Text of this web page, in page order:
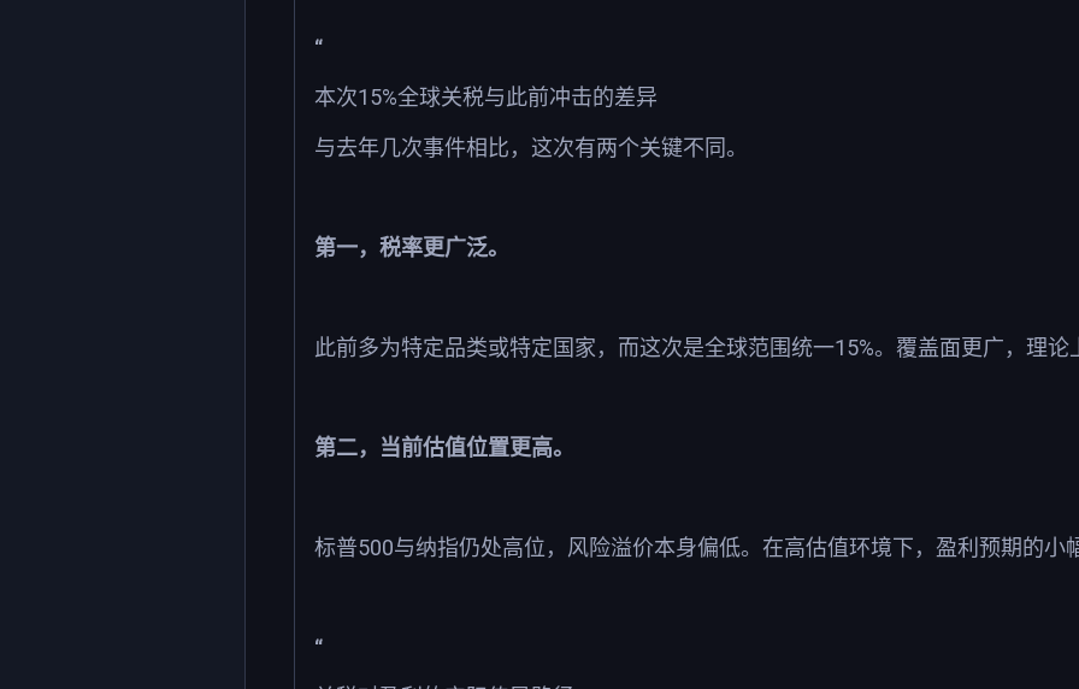
“
本次15%全球关税与此前冲击的差异
与去年几次事件相比，这次有两个关键不同。
第一，税率更广泛。
此前多为特定品类或特定国家，而这次是全球范围统一15%。覆盖面更广，理论
第二，当前估值位置更高。
标普500与纳指仍处高位，风险溢价本身偏低。在高估值环境下，盈利预期的小
“